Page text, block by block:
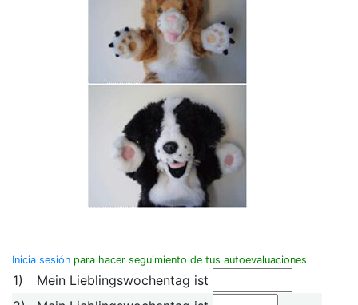
Inicia sesión para hacer seguimiento de tus autoevaluaciones
1)
Mein Lieblingswochentag ist